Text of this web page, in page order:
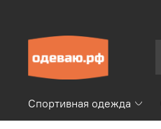
Спортивная одежда